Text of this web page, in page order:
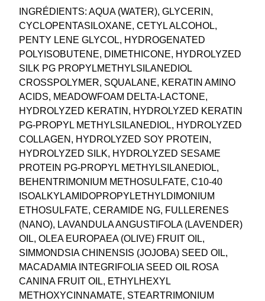
k
o
n
d
i
c
i
o
n
i
e
r
i
u
s
2
0
0
m
l
.
INGRÉDIENTS: AQUA (WATER), GLYCERIN,
CYCLOPENTASILOXANE, CETYL ALCOHOL,
PENTY LENE GLYCOL, HYDROGENATED
POLYISOBUTENE, DIMETHICONE, HYDROLYZED
SILK PG PROPYLMETHYLSILANEDIOL
CROSSPOLYMER, SQUALANE, KERATIN AMINO
ACIDS, MEADOWFOAM DELTA-LACTONE,
HYDROLYZED KERATIN, HYDROLYZED KERATIN
PG-PROPYL METHYLSILANEDIOL, HYDROLYZED
COLLAGEN, HYDROLYZED SOY PROTEIN,
HYDROLYZED SILK, HYDROLYZED SESAME
PROTEIN PG-PROPYL METHYLSILANEDIOL,
BEHENTRIMONIUM METHOSULFATE, C10-40
ISOALKYLAMIDOPROPYLETHYLDIMONIUM
ETHOSULFATE, CERAMIDE NG, FULLERENES
(NANO), LAVANDULA ANGUSTIFOLA (LAVENDER)
OIL, OLEA EUROPAEA (OLIVE) FRUIT OIL,
SIMMONDSIA CHINENSIS (JOJOBA) SEED OIL,
MACADAMIA INTEGRIFOLIA SEED OIL ROSA
CANINA FRUIT OIL, ETHYLHEXYL
METHOXYCINNAMATE, STEARTRIMONIUM